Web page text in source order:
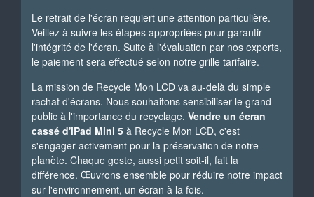
Le retrait de l'écran requiert une attention particulière.
Veillez à suivre les étapes appropriées pour garantir
l'intégrité de l'écran. Suite à l'évaluation par nos experts,
le paiement sera effectué selon notre grille tarifaire.
La mission de Recycle Mon LCD va au-delà du simple
rachat d'écrans. Nous souhaitons sensibiliser le grand
public à l'importance du recyclage. Vendre un écran
cassé d'iPad Mini 5 à Recycle Mon LCD, c'est
s'engager activement pour la préservation de notre
planète. Chaque geste, aussi petit soit-il, fait la
différence. Œuvrons ensemble pour réduire notre impact
sur l'environnement, un écran à la fois.